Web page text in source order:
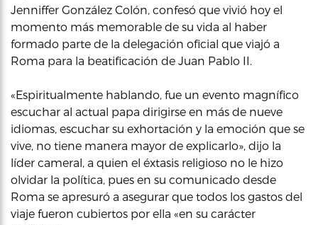
Jenniffer González Colón, confesó que vivió hoy el
momento más memorable de su vida al haber
formado parte de la delegación oficial que viajó a
Roma para la beatificación de Juan Pablo II.
«Espiritualmente hablando, fue un evento magnífico
escuchar al actual papa dirigirse en más de nueve
idiomas, escuchar su exhortación y la emoción que se
vive, no tiene manera mayor de explicarlo», dijo la
líder cameral, a quien el éxtasis religioso no le hizo
olvidar la política, pues en su comunicado desde
Roma se apresuró a asegurar que todos los gastos del
viaje fueron cubiertos por ella «en su carácter